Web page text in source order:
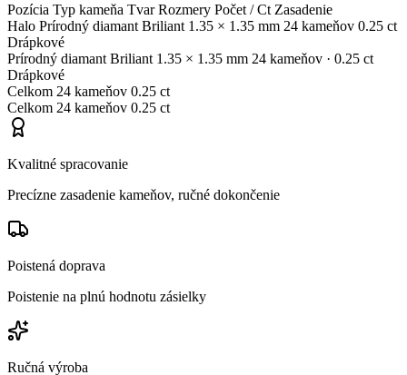
Pozícia Typ kameňa Tvar Rozmery Počet / Ct Zasadenie
Halo Prírodný diamant Briliant 1.35 × 1.35 mm 24 kameňov 0.25 ct
Drápkové
Prírodný diamant Briliant 1.35 × 1.35 mm 24 kameňov · 0.25 ct
Drápkové
Celkom 24 kameňov 0.25 ct
Celkom 24 kameňov 0.25 ct
Kvalitné spracovanie
Precízne zasadenie kameňov, ručné dokončenie
Poistená doprava
Poistenie na plnú hodnotu zásielky
Ručná výroba